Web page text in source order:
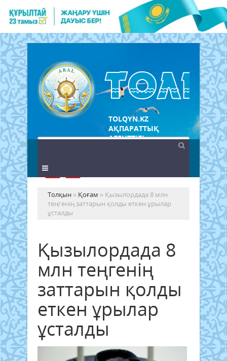
TOLQYN.KZ
АҚПАРАТТЫҚ
АГЕНТТІГІ
Толқын » Қоғам » Қызылордада 8 млн
теңгенің заттарын қолды еткен ұрылар
ұсталды
Қызылордада 8
млн теңгенің
заттарын қолды
еткен ұрылар
ұсталды